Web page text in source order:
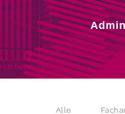
Alle